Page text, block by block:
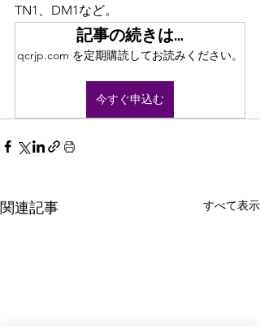
TN1、DM1など。
記事の続きは…
qcrjp.com を定期購読してお読みください。
今すぐ申込む
関連記事 すべて表示